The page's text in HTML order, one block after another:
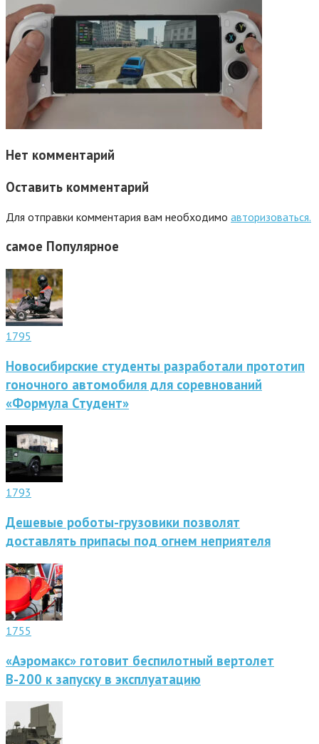
Нет комментарий
Оставить комментарий
Для отправки комментария вам необходимо авторизоваться.
самое Популярное
1795
Новосибирские студенты разработали прототип
гоночного автомобиля для соревнований
«Формула Студент»
1793
Дешевые роботы-грузовики позволят
доставлять припасы под огнем неприятеля
1755
«Аэромакс» готовит беспилотный вертолет
В-200 к запуску в эксплуатацию